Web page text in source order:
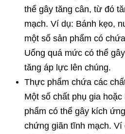
thể gây tăng cân, từ đó
mạch. Ví dụ: Bánh kẹo,
một số sản phẩm có
Uống quá mức có thể
tăng áp lực lên chúng.
Thực phẩm chứa các
Một số chất phụ gia
phẩm có thể gây kích
chứng giãn tĩnh mạch.